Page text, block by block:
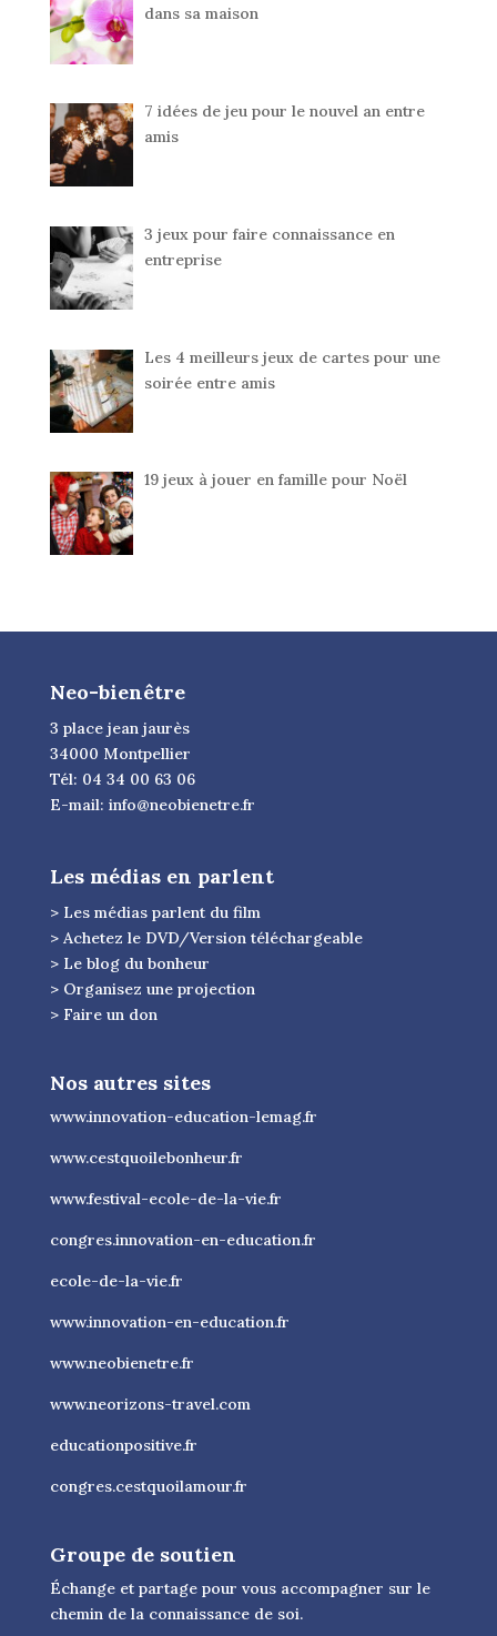
dans sa maison
7 idées de jeu pour le nouvel an entre
amis
3 jeux pour faire connaissance en
entreprise
Les 4 meilleurs jeux de cartes pour une
soirée entre amis
19 jeux à jouer en famille pour Noël
Neo-bienêtre
3 place jean jaurès
34000 Montpellier
Tél: 04 34 00 63 06
E-mail: info@neobienetre.fr
Les médias en parlent
> Les médias parlent du film
> Achetez le DVD/Version téléchargeable
> Le blog du bonheur
> Organisez une projection
> Faire un don
Nos autres sites
www.innovation-education-lemag.fr
www.cestquoilebonheur.fr
www.festival-ecole-de-la-vie.fr
congres.innovation-en-education.fr
ecole-de-la-vie.fr
www.innovation-en-education.fr
www.neobienetre.fr
www.neorizons-travel.com
educationpositive.fr
congres.cestquoilamour.fr
Groupe de soutien
Échange et partage pour vous accompagner sur le
chemin de la connaissance de soi.